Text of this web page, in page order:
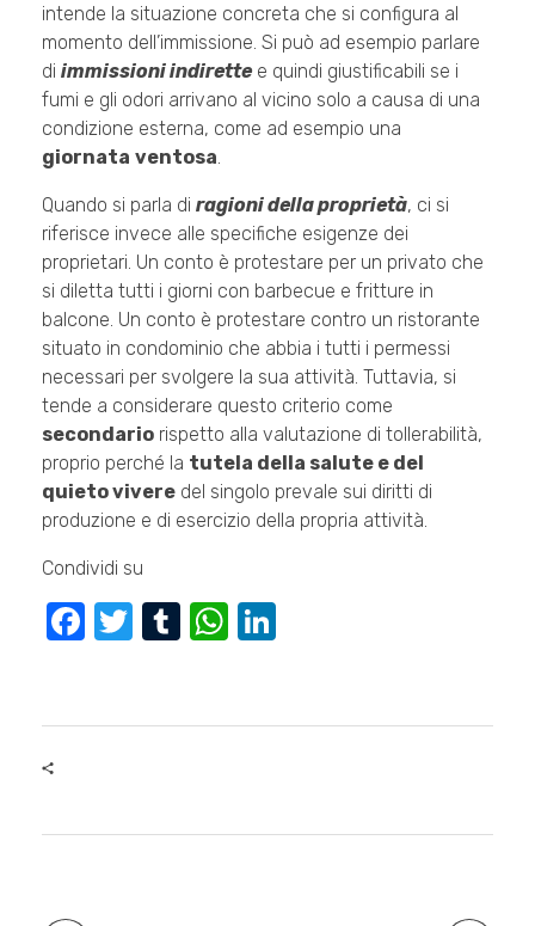
intende la situazione concreta che si configura al
momento dell’immissione. Si può ad esempio parlare
di immissioni indirettee quindi giustificabili se i
fumi e gli odori arrivano al vicino solo a causa di una
condizione esterna, come ad esempio una
giornata ventosa
Quando si parla di ragioni della proprietà, ci si
riferisce invece alle specifiche esigenze dei
proprietari. Un conto è protestare per un privato che
si diletta tutti i giorni con barbecue e fritture in
balcone. Un conto è protestare contro un ristorante
situato in condominio che abbia i tutti i permessi
necessari per svolgere la sua attività. Tuttavia, si
tende a considerare questo criterio come
secondario rispetto alla valutazione di tollerabilità,
proprio perché la tutela della salute e del
quieto vivere del singolo prevale sui diritti di
produzione e di esercizio della propria attività.
Condividi su
F
e
o
T
er
T
bl
W
s
p
e